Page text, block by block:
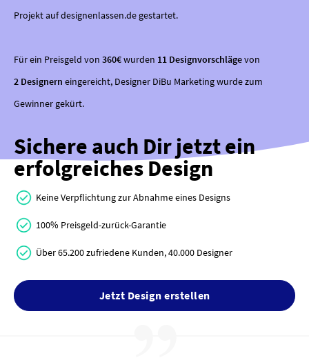
Projekt auf designenlassen.de gestartet.
Für ein Preisgeld von 360€wurden 11 Designvorschlägevon
2 Designern eingereicht, Designer DiBu Marketing wurde zum
Gewinner gekürt.
Sichere auch Dir jetzt ein
erfolgreiches Design
Keine Verpflichtung zur Abnahme eines Designs
100% Preisgeld-zurück-Garantie
Über 65.200 zufriedene Kunden, 40.000 Designer
Jetzt Design erstellen